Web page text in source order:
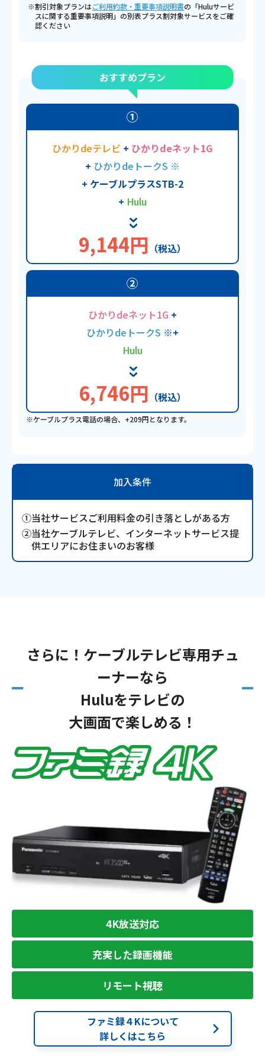
※割引対象プランはご利用約款・重要事項説明書の「Huluサービ
スに関する重要事項説明」の別表プラス割対象サービスをご確
認ください
おすすめプラン
①
ひかりdeテレビ + ひかりdeネット1G
+ ひかりdeトークS ※
+ ケーブルプラスSTB-2
+ Hulu
9,144円 （税込）
②
ひかりdeネット1G +
ひかりdeトークS ※+
Hulu
6,746円 （税込）
※ケーブルプラス電話の場合、+209円となります。
加入条件
①当社サービスご利用料金の引き落としがある方
②当社ケーブルテレビ、インターネットサービス提
供エリアにお住まいのお客様
さらに！ケーブルテレビ専用チュ
ーナーなら
Huluをテレビの
大画面で楽しめる！
4K放送対応
充実した録画機能
リモート視聴
ファミ録４Kについて
詳しくはこちら